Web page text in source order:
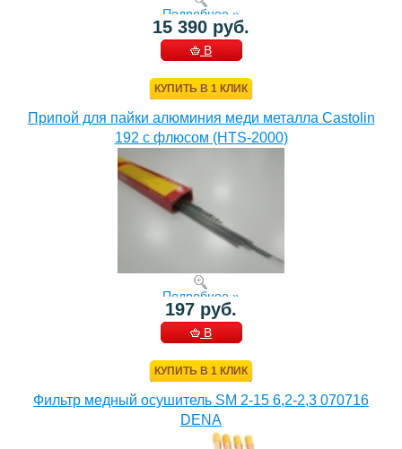
Подробнее »
15 390 руб.
В
КУПИТЬ В 1 КЛИК
Припой для пайки алюминия меди металла Castolin
192 с флюсом (HTS-2000)
Подробнее »
197 руб.
В
КУПИТЬ В 1 КЛИК
Фильтр медный осушитель SM 2-15 6,2-2,3 070716
DENA